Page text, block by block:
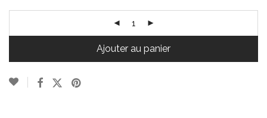
Ajouter au panier